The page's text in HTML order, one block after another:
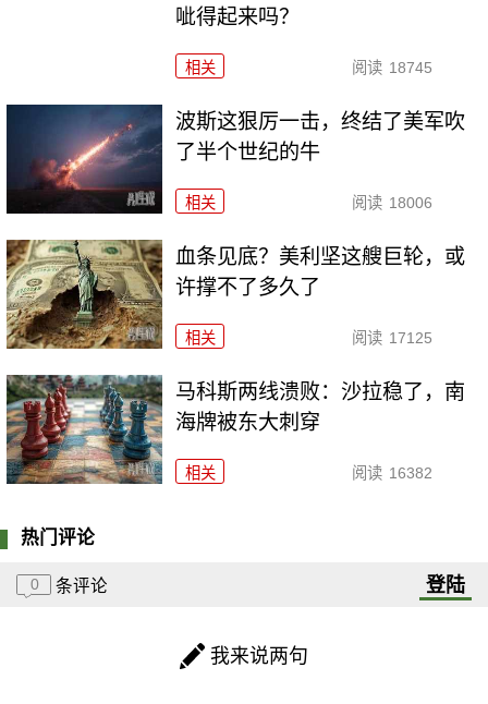
呲得起来吗？
相关 阅读 18745
波斯这狠厉一击，终结了美军吹
了半个世纪的牛
相关 阅读 18006
血条见底？美利坚这艘巨轮，或
许撑不了多久了
相关 阅读 17125
马科斯两线溃败：沙拉稳了，南
海牌被东大刺穿
相关 阅读 16382
热门评论
0 条评论 登陆
我来说两句